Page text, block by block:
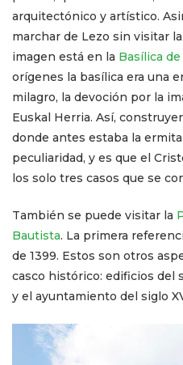
arquitectónico y artístico.
marchar de Lezo sin visitar
imagen está en la Basílica
orígenes la basílica era una
milagro, la devoción por la
Euskal Herria. Así,
donde antes estaba la
peculiaridad, y es que el
los solo tres casos que se
También se puede visitar la
Bautista. La primera
de 1399. Estos son otros
casco histórico: edificios del
y el ayuntamiento del siglo